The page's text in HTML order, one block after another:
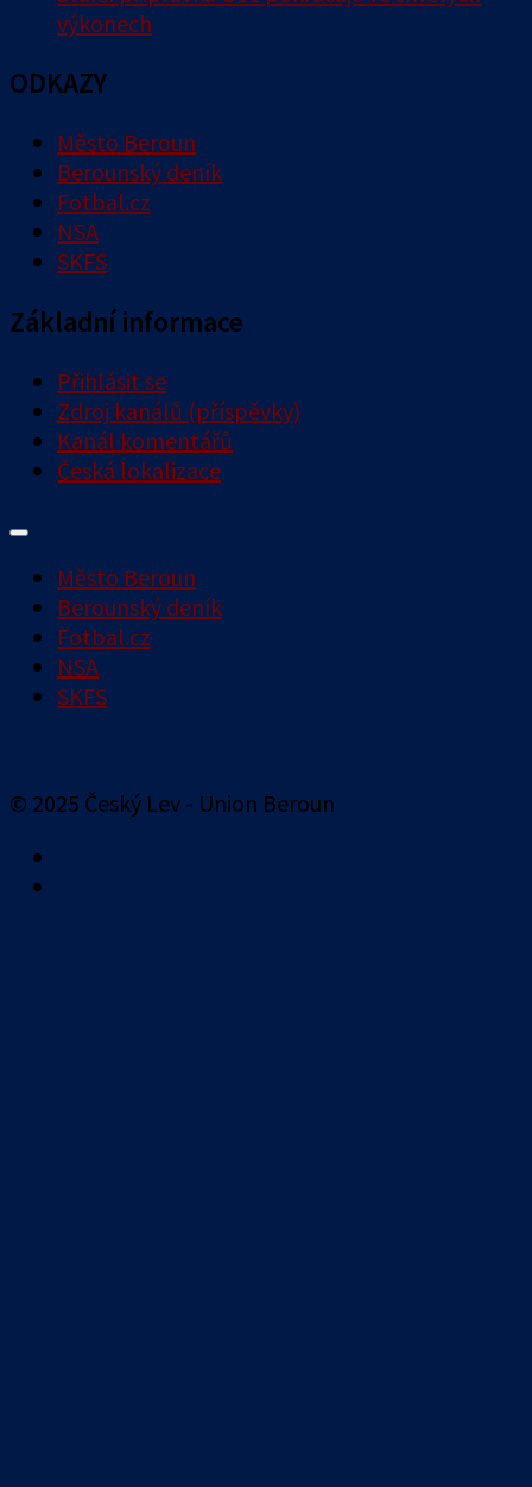
výkonech
ODKAZY
Město Beroun
Berounský deník
Fotbal.cz
NSA
SKFS
Základní informace
Přihlásit se
Zdroj kanálů (příspěvky)
Kanál komentářů
Česká lokalizace
Město Beroun
Berounský deník
Fotbal.cz
NSA
SKFS
© 2025 Český Lev - Union Beroun